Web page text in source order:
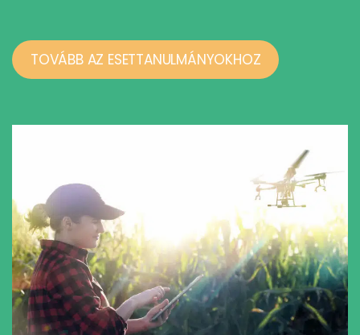
TOVÁBB AZ ESETTANULMÁNYOKHOZ